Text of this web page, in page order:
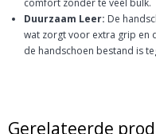
comfort zonder te veel bulk.
Duurzaam Leer: De
wat zorgt voor extra grip en
de handschoen bestand is
Gerelateerde